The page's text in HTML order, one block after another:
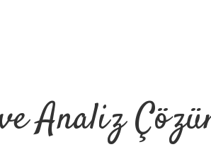
Analiz